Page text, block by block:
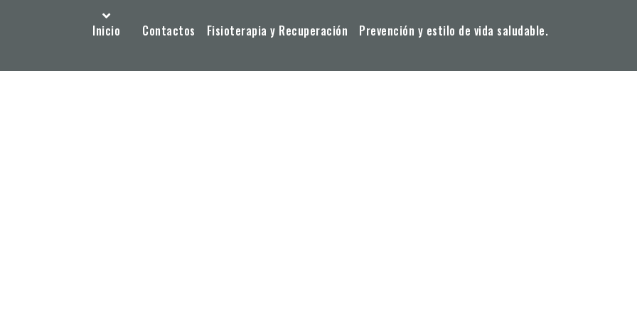
Inicio Contactos Fisioterapia y Recuperación Prevención y estilo de vida saludable.